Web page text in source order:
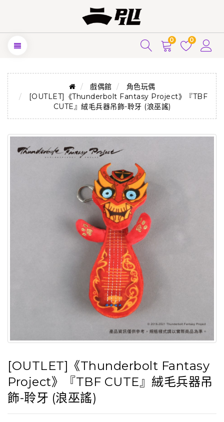
0 0
戲偶館
角色玩偶
[OUTLET]《Thunderbolt Fantasy Project》『TBF
CUTE』絨毛兵器吊飾-聆牙 (浪巫謠)
[OUTLET]《Thunderbolt Fantasy
Project》『TBF CUTE』絨毛兵器吊
飾-聆牙 (浪巫謠)